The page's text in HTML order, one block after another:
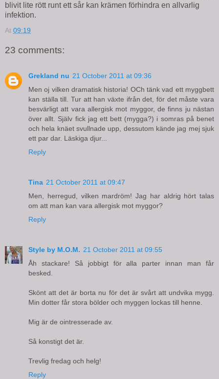
blivit lite rött runt ett sår kan krämen förhindra en allvarlig
infektion.
At 09:19
23 comments:
Grekland nu 21 October 2011 at 09:36
Men oj vilken dramatisk historia! OCh tänk vad ett myggbett
kan ställa till. Tur att han växte ifrån det, för det måste vara
besvärligt att vara allergisk mot myggor, de finns ju nästan
över allt. Själv fick jag ett bett (mygga?) i somras på benet
och hela knäet svullnade upp, dessutom kände jag mej sjuk
ett par dar. Läskiga djur...
Reply
Tina 21 October 2011 at 09:47
Men, herregud, vilken mardröm! Jag har aldrig hört talas
om att man kan vara allergisk mot myggor?
Reply
Style by M.O.M. 21 October 2011 at 09:55
Åh stackare! Så jobbigt för alla parter innan man får
besked.
Skönt att det är borta nu för det är svårt att undvika mygg.
Min dotter får stora bölder och myggen lockas till henne.
Mig är de ointresserade av.
Så konstigt det är.
Trevlig fredag och helg!
Reply